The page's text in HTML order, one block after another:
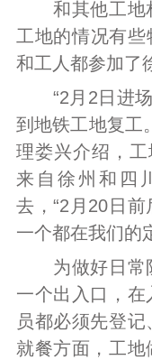
和其他工地
工地的情况有
和工人都参加了
“2月2日进场
到地铁工地复工
理娄兴介绍，
来自徐州和四
去，“2月20日
一个都在我们的
为做好日常防
一个出入口，在
员都必须先登记
就餐方面，工地